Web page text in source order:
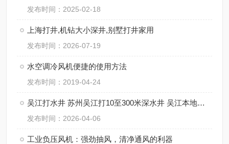
发布时间：2025-02-18
上海打井,机钻大小深井,别墅打井家用
发布时间：2026-07-19
水空调冷风机便捷的使用方法
发布时间：2019-04-24
吴江打水井 苏州吴江打10至300米深水井 吴江本地打井
发布时间：2026-04-06
工业负压风机：强劲抽风，清净通风的利器